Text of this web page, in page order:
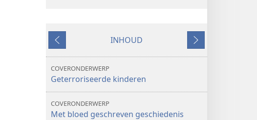
Vorige
INHOUD
Volgende
COVERONDERWERP
Geterroriseerde kinderen
COVERONDERWERP
Met bloed geschreven geschiedenis